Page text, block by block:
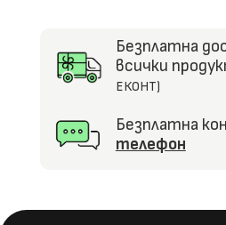
Безплатна
всички
ЕКОНТ)
Безплатна
телефон